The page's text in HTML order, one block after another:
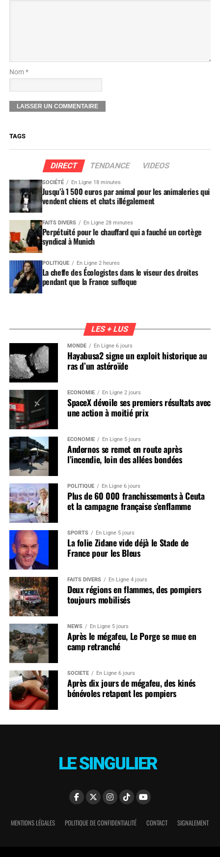
Nom *
TAGS
DIRECT TENDANCE VIDEOS
SOCIÉTÉ En Ligne 18 minutes
Jusqu’à 1 500 euros par animal pour les animaleries qui
vendent chiens et chats illégalement
FAITS DIVERS En Ligne 28 minutes
Perpétuité pour le chauffard qui a fauché un cortège
syndical à Munich
POLITIQUE En Ligne 2 heures
La cheffe des Écologistes dans le viseur des droites
pendant que la France suffoque
LES + LUS
MONDE En Ligne 6 jours
Hayabusa2 signe un exploit historique au
ras d’un astéroïde
ÉCONOMIE En Ligne 2 jours
SpaceX dévoile ses premiers résultats avec
une action à moitié prix
ÉCONOMIE En Ligne 5 jours
Andernos se remet en route après
l’incendie, loin des allées bondées
POLITIQUE En Ligne 6 jours
Plus de 60 000 franchissements à Ceuta
et la campagne française s’enflamme
SPORTS En Ligne 5 jours
La folie Zidane vide déjà le Stade de
France pour les Bleus
FAITS DIVERS En Ligne 4 jours
Deux régions en flammes, des pompiers
toujours mobilisés
NEWS En Ligne 5 jours
Après le mégafeu, Le Porge se mue en
camp retranché
SOCIÉTÉ En Ligne 6 jours
Après dix jours de mégafeu, des kinés
bénévoles retapent les pompiers
MENTIONS LÉGALES POLITIQUE DE CONFIDENTIALITÉ CONTACT SIGNALEMENT